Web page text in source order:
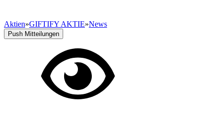
Aktien»GIFTIFY AKTIE»News
Push Mitteilungen